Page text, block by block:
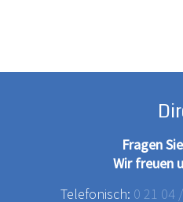
Fragen
Wir freuen
Telefonisch: 0 21 04